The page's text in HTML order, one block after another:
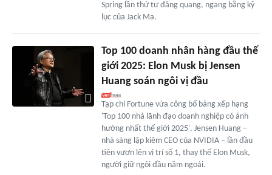
Spring lần thứ tư đăng quang, ngang bằng kỷ
lục của Jack Ma.
Top 100 doanh nhân hàng đầu thế
giới 2025: Elon Musk bị Jensen
Huang soán ngôi vị đầu
Tạp chí Fortune vừa công bố bảng xếp hạng
'Top 100 nhà lãnh đạo doanh nghiệp có ảnh
hưởng nhất thế giới 2025'. Jensen Huang –
nhà sáng lập kiêm CEO của NVIDIA – lần đầu
tiên vươn lên vị trí số 1, thay thế Elon Musk,
người giữ ngôi đầu năm ngoái.